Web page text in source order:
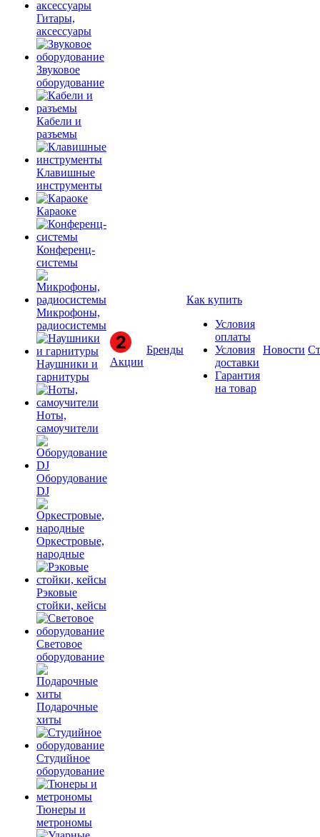
Гитары,
аксессуары
Звуковое
оборудование
Кабели и
разъемы
Клавишные
инструменты
Караоке
Конференц-
системы
Микрофоны,
радиосистемы
Наушники и
гарнитуры
Ноты,
самоучители
Оборудование
DJ
Оркестровые,
народные
Рэковые
стойки, кейсы
Световое
оборудование
Подарочные
хиты
Студийное
оборудование
Тюнеры и
метрономы
Акции
Бренды
Как купить
Условия
оплаты
Условия
доставки
Гарантия
на товар
Новости